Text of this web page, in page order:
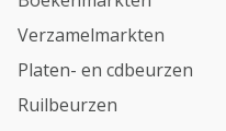
Verzamelmarkten
Platen- en cdbeurzen
Ruilbeurzen